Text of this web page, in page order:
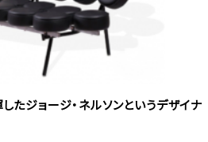
たジョージ・ネルソンというデザイナ